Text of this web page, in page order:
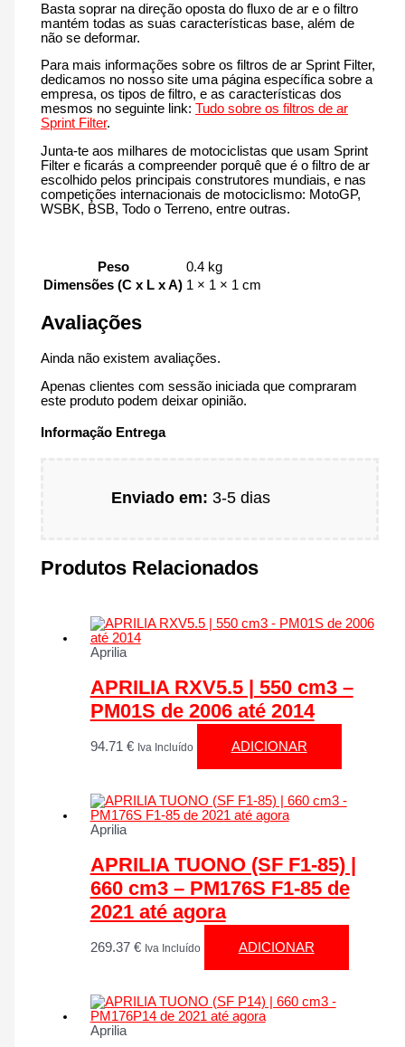
Basta soprar na direção oposta do fluxo de ar e o filtro
mantém todas as suas características base, além de
não se deformar.
Para mais informações sobre os filtros de ar Sprint Filter,
dedicamos no nosso site uma página específica sobre a
empresa, os tipos de filtro, e as características dos
mesmos no seguinte link:Tudo sobre os filtros de ar
Sprint Filter.
Junta-te aos milhares de motociclistas que usam Sprint
Filter e ficarás a compreender porquê que é o filtro de ar
escolhido pelos principais construtores mundiais, e nas
competições internacionais de motociclismo: MotoGP,
WSBK, BSB, Todo o Terreno, entre outras.
Peso
0.4 kg
Dimensões (C x L x A) 1 × 1 × 1 cm
Avaliações
Ainda não existem avaliações.
Apenas clientes com sessão iniciada que compraram
este produto podem deixar opinião.
Informação Entrega
Enviado em: 3-5 dias
Produtos Relacionados
Aprilia
APRILIA RXV5.5 | 550 cm3 –
PM01S de 2006 até 2014
94.71 € Iva Incluído ADICIONAR
Aprilia
APRILIA TUONO (SF F1-85) |
660 cm3 – PM176S F1-85 de
2021 até agora
269.37 € Iva Incluído ADICIONAR
Aprilia